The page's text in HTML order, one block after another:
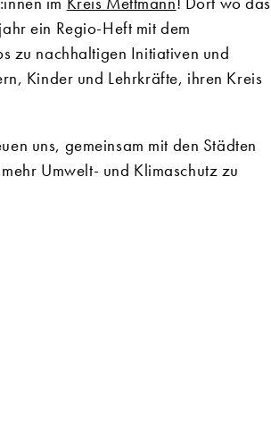
ein Regio-Heft mit dem
zu nachhaltigen Initiativen und
Kinder und Lehrkräfte, ihren Kreis
uns, gemeinsam mit den Städten
Umwelt- und Klimaschutz zu